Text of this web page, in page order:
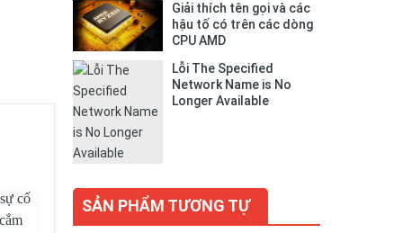
cố
Giải thích tên gọi và các
hậu tố có trên các dòng
CPU AMD
Lỗi The Specified
Network Name is No
Longer Available
SẢN PHẨM TƯƠNG TỰ